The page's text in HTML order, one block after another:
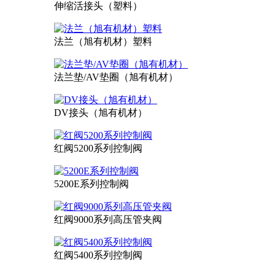
伸缩活接头（塑料）
法兰（旭有机材）塑料
法兰垫/AV垫圈（旭有机材）
DV接头（旭有机材）
红阀5200系列控制阀
5200E系列控制阀
红阀9000系列高压管夹阀
红阀5400系列控制阀